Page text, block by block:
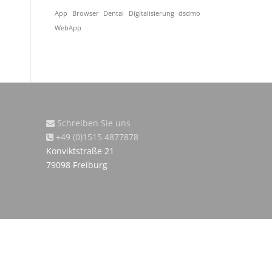
App Browser Dental Digitalisierung dsdmo
WebApp
Schreiben Sie uns
+49 (0)1515 4877878
Konviktstraße 21
79098 Freiburg